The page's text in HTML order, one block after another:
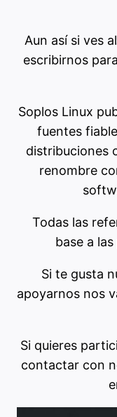
Aun así si ves
escribirnos
Soplos Linux
fuentes
distribuciones
renombre
Todas las
base a
Si te gusta
apoyarnos nos
Si quieres
contactar con